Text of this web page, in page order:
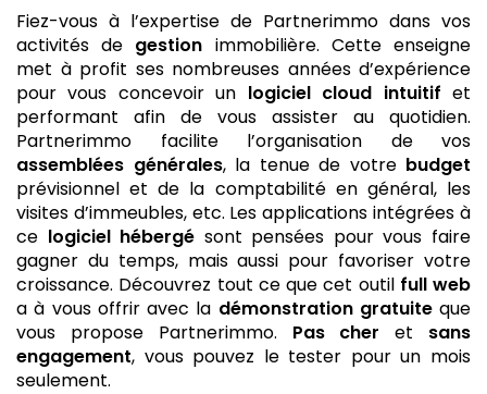
Fiez-vous à l’expertise de Partnerimmo dans vos
activités de gestion immobilière. Cette enseigne
met à profit ses nombreuses années d’expérience
pour vous concevoir un logiciel cloud intuitif et
performant afin de vous assister au quotidien.
Partnerimmo facilite l’organisation de vos
assemblées générales, la tenue de votre budget
prévisionnel et de la comptabilité en général, les
visites d’immeubles, etc. Les applications intégrées à
ce logiciel hébergé sont pensées pour vous faire
gagner du temps, mais aussi pour favoriser votre
croissance. Découvrez tout ce que cet outil full web
a à vous offrir avec la démonstration gratuiteque
vous propose Partnerimmo. Pas cher et sans
engagement, vous pouvez le tester pour un mois
seulement.